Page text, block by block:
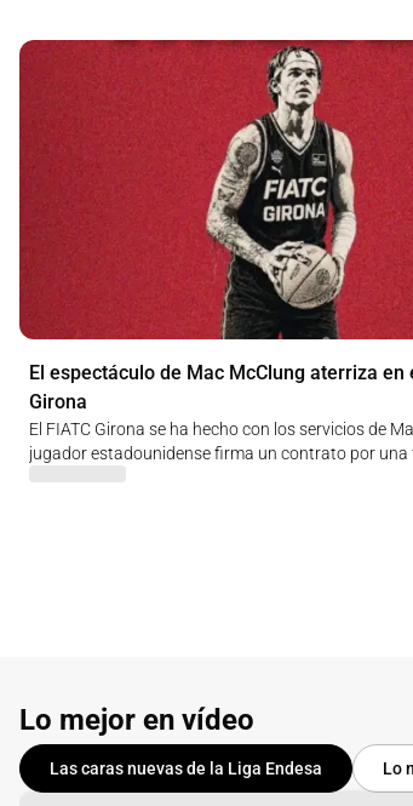
El espectáculo de Mac McClung aterriza en
Girona
El FIATC Girona se ha hecho con los servicios de
jugador estadounidense firma un contrato por una
Lo mejor en vídeo
Las caras nuevas de la Liga Endesa Lo